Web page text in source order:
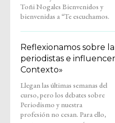
Toñi Nogales Bienvenidos y
bienvenidas a “Te escuchamos.
escuchar sin prisas y
Reflexionamos sobre
periodistas e
Contexto»
Llegan las últimas semanas del
curso, pero los debates sobre
Periodismo y nuestra
profesión no cesan. Para ello,
nuestro propio podcast de
#Entremedios. Laura Jiménez,
Adriana Pérez, Gisela de Mur